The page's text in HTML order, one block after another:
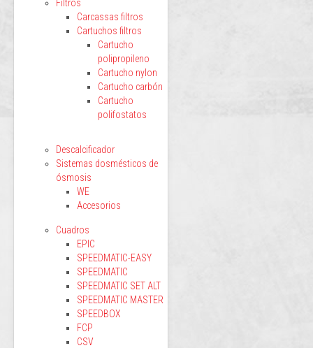
Filtros
Carcassas filtros
Cartuchos filtros
Cartucho
polipropileno
Cartucho nylon
Cartucho carbón
Cartucho
polifostatos
Descalcificador
Sistemas dosmésticos de
ósmosis
WE
Accesorios
Cuadros
EPIC
SPEEDMATIC-EASY
SPEEDMATIC
SPEEDMATIC SET ALT
SPEEDMATIC MASTER
SPEEDBOX
FCP
CSV